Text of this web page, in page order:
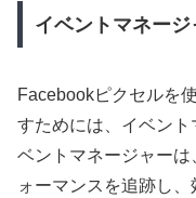
イベントマネー
Facebookピクセルを
すためには、イベン
ベントマネージャー
ォーマンスを追跡し